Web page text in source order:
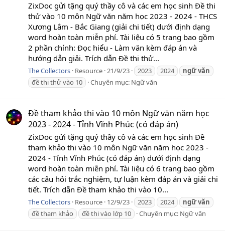
ZixDoc gửi tặng quý thầy cô và các em học sinh Đề thi
thử vào 10 môn Ngữ văn năm học 2023 - 2024 - THCS
Xương Lâm - Bắc Giang (giải chi tiết) dưới định dạng
word hoàn toàn miễn phí. Tài liệu có 5 trang bao gồm
2 phần chính: Đọc hiểu - Làm văn kèm đáp án và
hướng dẫn giải. Trích dẫn Đề thi thử...
The Collectors Resource 21/9/23 2023 2024 ngữvăn
đề thi thử vào 10
Chuyên mục: Ngữ văn
Đề tham khảo thi vào 10 môn Ngữ văn năm học
2023 - 2024 - Tỉnh Vĩnh Phúc (có đáp án)
ZixDoc gửi tặng quý thầy cô và các em học sinh Đề
tham khảo thi vào 10 môn Ngữ văn năm học 2023 -
2024 - Tỉnh Vĩnh Phúc (có đáp án) dưới định dạng
word hoàn toàn miễn phí. Tài liệu có 6 trang bao gồm
các câu hỏi trắc nghiệm, tự luận kèm đáp án và giải chi
tiết. Trích dẫn Đề tham khảo thi vào 10...
The Collectors Resource 12/9/23 2023 2024 ngữvăn
đề tham khảo
đề thi vào lớp 10 Chuyên mục: Ngữ văn